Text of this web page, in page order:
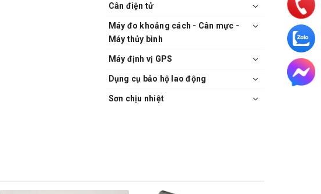
Cân điện tử
Máy đo khoảng cách - Cân mực -
Máy thủy bình
Máy định vị GPS
Dụng cụ bảo hộ lao động
Sơn chịu nhiệt